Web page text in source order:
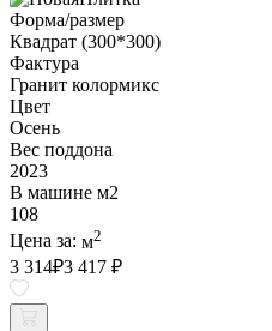
Форма/размер
Квадрат (300*300)
Фактура
Гранит колормикс
Цвет
Осень
Вес поддона
2023
В машине м2
108
Цена за: м2
3 314₽3 417 ₽